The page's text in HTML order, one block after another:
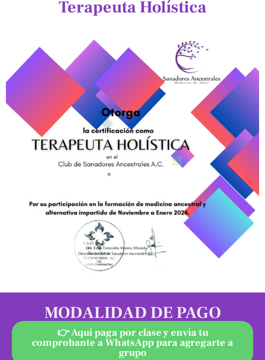
Terapeuta Holística
MODALIDAD DE PAGO
👉 Aquí paga por clase y envía tu
comprobante a WhatsApp para agregarte a
grupo